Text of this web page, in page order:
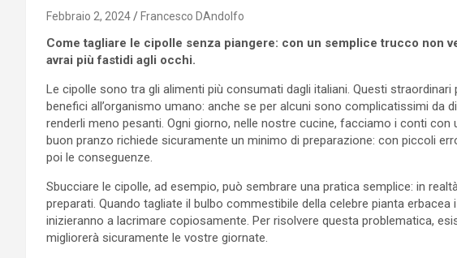
Febbraio 2, 2024 Francesco DAndolfo
Come tagliare le cipolle senza piangere: con un semplice trucco non
avrai più fastidi agli occhi.
Le cipolle sono tra gli alimenti più consumati dagli italiani. Questi
benefici all’organismo umano: anche se per alcuni sono complicatissimi da
renderli meno pesanti. Ogni giorno, nelle nostre cucine, facciamo i conti con
buon pranzo richiede sicuramente un minimo di preparazione: con piccoli
poi le conseguenze.
Sbucciare le cipolle, ad esempio, può sembrare una pratica semplice: in
preparati. Quando tagliate il bulbo commestibile della celebre pianta
inizieranno a lacrimare copiosamente. Per risolvere questa problematica,
migliorerà sicuramente le vostre giornate.